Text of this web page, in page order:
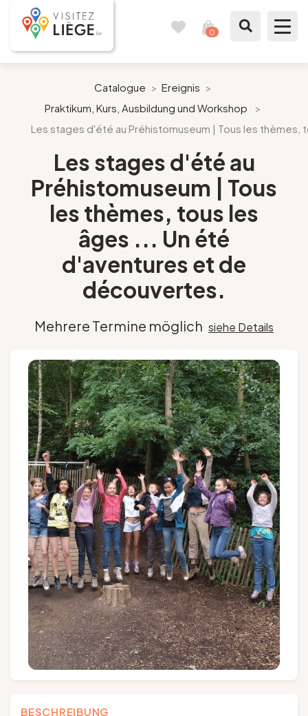
0
Wie ein Bürger von Lüttich
Meinen Aufenthalt vorbereiten
Unsere Vorschläge
Stadt Lüttich
Folgen Sie uns
Gruppen und Reiseveranstalter
EN NL DE
Catalogue > Ereignis >
Praktikum, Kurs, Ausbildung und Workshop
>
Les stages d'été au Préhistomuseum | Tous les
Les stages d'été au
Préhistomuseum | Tous
les thèmes, tous les
âges ... Un été
d'aventures et de
découvertes.
Mehrere Termine möglich siehe Details
BESCHREIBUNG